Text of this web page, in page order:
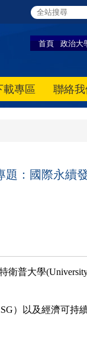
首頁 政治大
載專區 聯絡我
題：國際永續
衛普大學
）以及經濟可持